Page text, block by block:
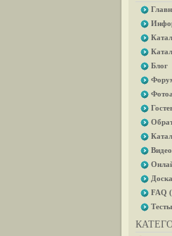
Блог
Видео
FAQ
Тесты